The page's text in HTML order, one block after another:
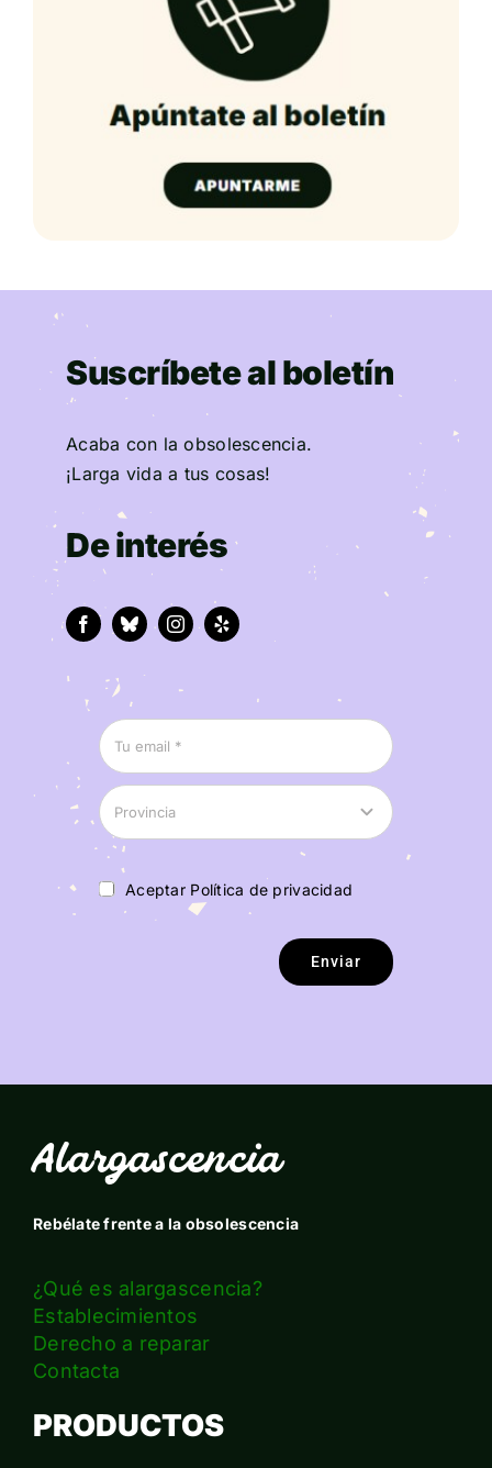
Suscríbete al boletín
Acaba con la obsolescencia.
¡Larga vida a tus cosas!
De interés
Aceptar Política de privacidad
Enviar
Alargascencia
Rebélate frente a la obsolescencia
¿Qué es alargascencia?
Establecimientos
Derecho a reparar
Contacta
PRODUCTOS